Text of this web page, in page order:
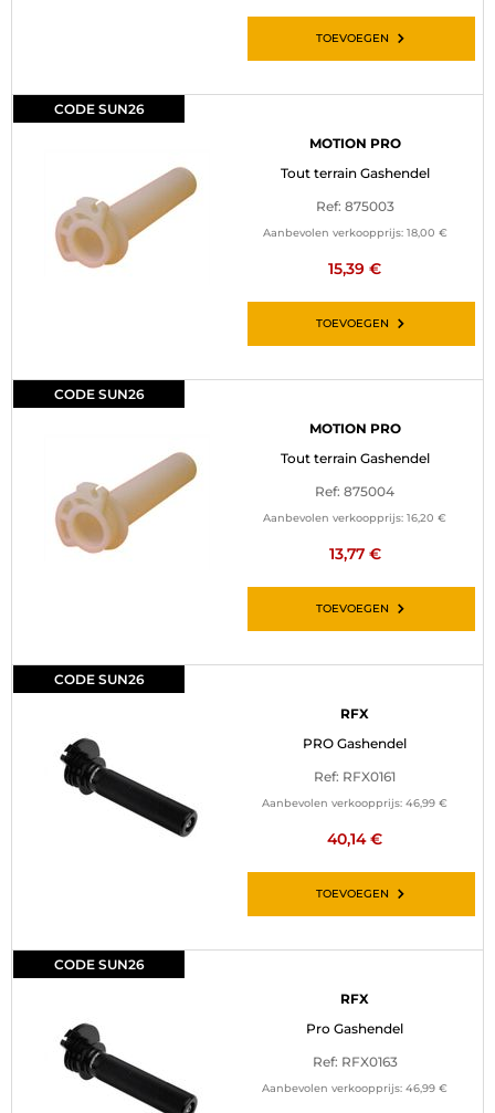
TOEVOEGEN
CODE SUN26
MOTION PRO
Tout terrain Gashendel
Ref: 875003
Aanbevolen verkoopprijs: 18,00 €
15,39 €
TOEVOEGEN
CODE SUN26
MOTION PRO
Tout terrain Gashendel
Ref: 875004
Aanbevolen verkoopprijs: 16,20 €
13,77 €
TOEVOEGEN
CODE SUN26
RFX
PRO Gashendel
Ref: RFX0161
Aanbevolen verkoopprijs: 46,99 €
40,14 €
TOEVOEGEN
CODE SUN26
RFX
Pro Gashendel
Ref: RFX0163
Aanbevolen verkoopprijs: 46,99 €